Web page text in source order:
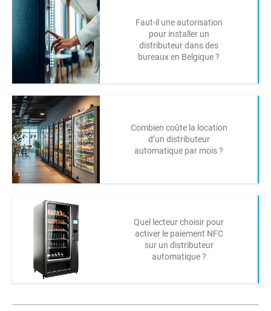
Faut-il une autorisation
pour installer un
distributeur dans des
bureaux en Belgique ?
Combien coûte la location
d’un distributeur
automatique par mois ?
Quel lecteur choisir pour
activer le paiement NFC
sur un distributeur
automatique ?